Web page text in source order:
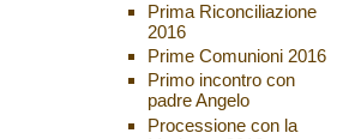
Prima Riconciliazione
2016
Prime Comunioni 2016
Primo incontro con
padre Angelo
Processione con la